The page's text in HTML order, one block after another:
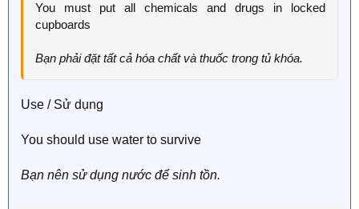
You must put all chemicals and drugs in locked
cupboards
Bạn phải đặt tất cả hóa chất và thuốc trong tủ khóa.
Use / Sử dụng
You should use water to survive
Bạn nên sử dụng nước để sinh tồn.